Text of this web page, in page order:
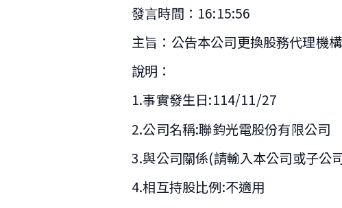
發言時間：16:15:56
主旨：公告本公司更換股務代理機構
說明：
1.事實發生日:114/11/27
2.公司名稱:聯鈞光電股份有限公司
3.與公司關係(請輸入本公司或子公
4.相互持股比例:不適用